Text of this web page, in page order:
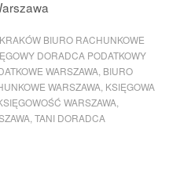
BIURO RACHUNKOWE
DORADCA PODATKOWY
WARSZAWA BIURO
WARSZAWA KSIĘGOWA
WARSZAWA
TANI DORADCA